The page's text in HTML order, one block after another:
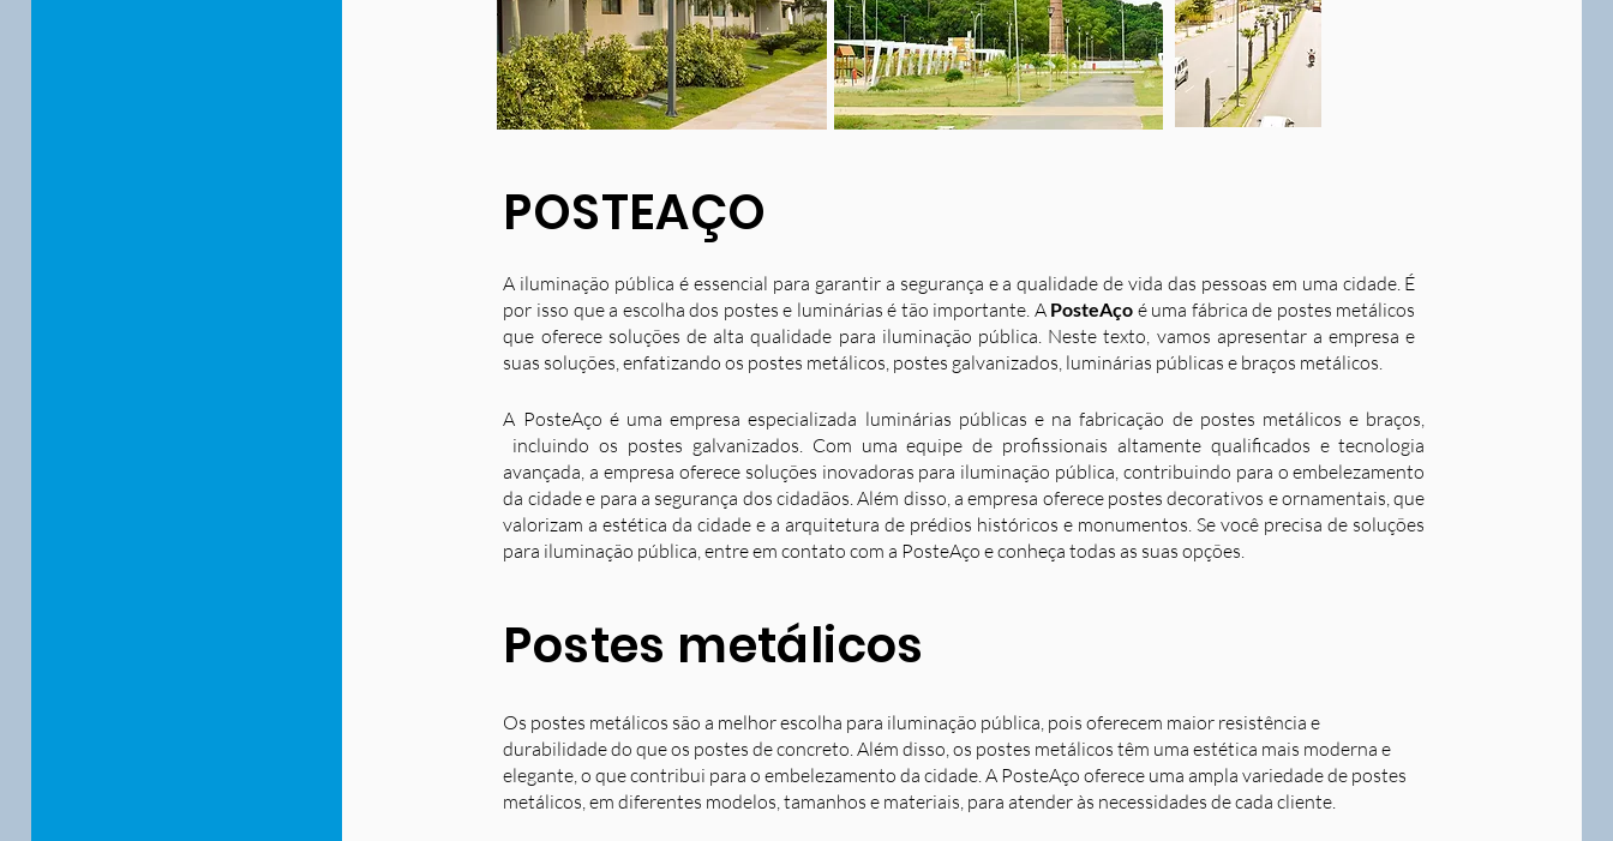
POSTEAÇO
A iluminação pública é essencial para garantir a segurança e a qualidade de vida das pessoas em uma cidade. É
por isso que a escolha dos postes e luminárias é tão importante. A PosteAço é uma fábrica de postes metálicos
que oferece soluções de alta qualidade para iluminação pública. Neste texto, vamos apresentar a empresa e
suas soluções, enfatizando os postes metálicos, postes galvanizados, luminárias públicas e braços metálicos.
A PosteAço é uma empresa especializada luminárias públicas e na fabricação de postes metálicos e braços,
incluindo os postes galvanizados. Com uma equipe de profissionais altamente qualificados e tecnologia
avançada, a empresa oferece soluções inovadoras para iluminação pública, contribuindo para o embelezamento
da cidade e para a segurança dos cidadãos. Além disso, a empresa oferece postes decorativos e ornamentais, que
valorizam a estética da cidade e a arquitetura de prédios históricos e monumentos. Se você precisa de soluções
para iluminação pública, entre em contato com a PosteAço e conheça todas as suas opções.
Postes metálicos
Os postes metálicos são a melhor escolha para iluminação pública, pois oferecem maior resistência e
durabilidade do que os postes de concreto. Além disso, os postes metálicos têm uma estética mais moderna e
elegante, o que contribui para o embelezamento da cidade. A PosteAço oferece uma ampla variedade de postes
metálicos, em diferentes modelos, tamanhos e materiais, para atender às necessidades de cada cliente.